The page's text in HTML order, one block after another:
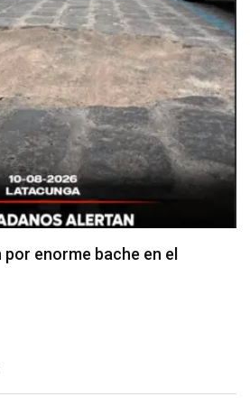
en zonas de